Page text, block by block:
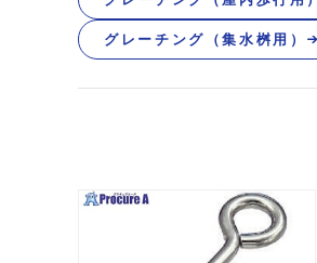
グレーチング（集水桝用）